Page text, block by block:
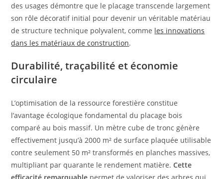
des usages démontre que le placage transcende largement
son rôle décoratif initial pour devenir un véritable matériau
de structure technique polyvalent, comme les innovations
dans les matériaux de construction.
Durabilité, traçabilité et économie
circulaire
L’optimisation de la ressource forestière constitue
l’avantage écologique fondamental du placage bois
comparé au bois massif. Un mètre cube de tronc génère
effectivement jusqu’à 2000 m² de surface plaquée utilisable
contre seulement 50 m² transformés en planches massives,
multipliant par quarante le rendement matière.Cette